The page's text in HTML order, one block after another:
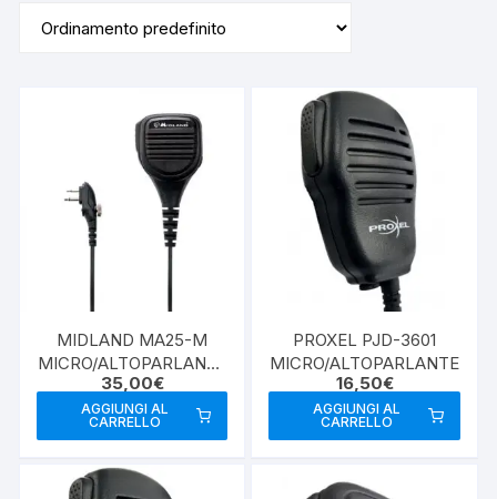
MIDLAND MA25-M
MICRO/ALTOPARLANTE
2PIN
35,00€
AGGIUNGI AL
CARRELLO
PROXEL PJD-3601
MICRO/ALTOPARLANTE
16,50€
AGGIUNGI AL
CARRELLO